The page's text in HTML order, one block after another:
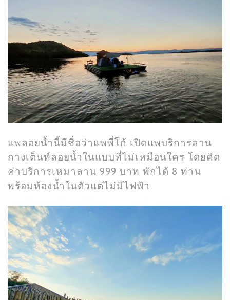
แพลอยน้ำนี้มีชื่อว่าแพพี่โก้ เปิดแพบริการลาน
กางเต็นท์ลอยน้ำในแบบที่ไม่เหมือนใคร โดยคิด
ค่าบริการเหมาลาน 999 บาท พักได้ 8 ท่าน
พร้อมห้องน้ำในตัวแต่ไม่มีไฟฟ้า